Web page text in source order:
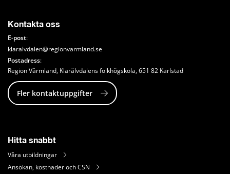
Kontakta oss
E-post:
klaralvdalen@regionvarmland.se
Postadress:
Region Värmland, Klarälvdalens folkhögskola, 651 82 Karlstad
Fler kontaktuppgifter
Hitta snabbt
Våra utbildningar
Ansökan, kostnader och CSN